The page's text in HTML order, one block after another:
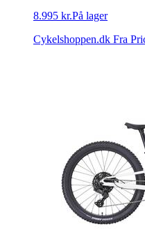
8.995 kr.På lager
Cykelshoppen.dk Fra